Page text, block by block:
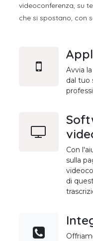
videoconferenza, su
che si spostano, con
Avvia
dal tuo
Con
sulla
di